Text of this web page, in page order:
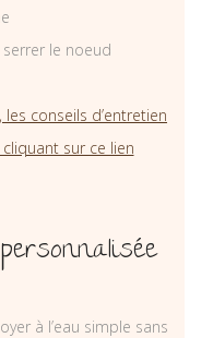
le noeud
conseils d’entretien
sur ce lien
à l’eau simple sans